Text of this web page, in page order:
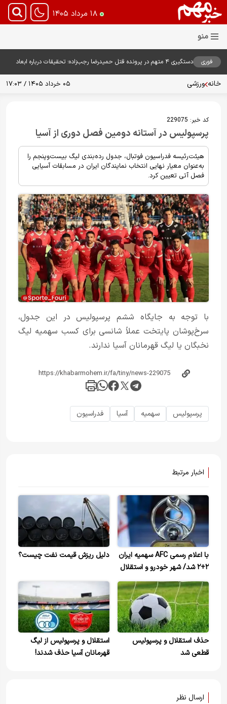
۱۸ مرداد ۱۴۰۵
فوری
دستگیری ۴ متهم در پرونده قتل حمیدرضا رجب‌زاده؛ تحقیقات درباره ابعاد
خانه ورزشی ۰۵ خرداد ۱۴۰۵ / ۱۷:۰۳
کد خبر: 229075
پرسپولیس در آستانه دومین فصل دوری از آسیا
هیئت‌رئیسه فدراسیون فوتبال، جدول رده‌بندی لیگ بیست‌وپنجم را
به‌عنوان معیار نهایی انتخاب نمایندگان ایران در مسابقات آسیایی
فصل آتی تعیین کرد.
با توجه به جایگاه ششم پرسپولیس در این جدول،
سرخ‌پوشان پایتخت عملاً شانسی برای کسب سهمیه لیگ
نخبگان یا لیگ قهرمانان آسیا ندارند.
پرسپولیس سهمیه آسیا فدراسیون
اخبار مرتبط
با اعلام رسمی AFC سهمیه ایران
۲+۲ شد/ شهر خودرو و استقلال
در پلی آف+عکس
دلیل ریزش قیمت نفت چیست؟
حذف استقلال و پرسپولیس
قطعی شد
استقلال و پرسپولیس از لیگ
قهرمانان آسیا حذف شدند!
ارسال نظر